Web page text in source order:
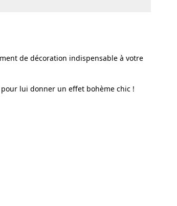
de décoration indispensable à votre
lui donner un effet bohème chic !